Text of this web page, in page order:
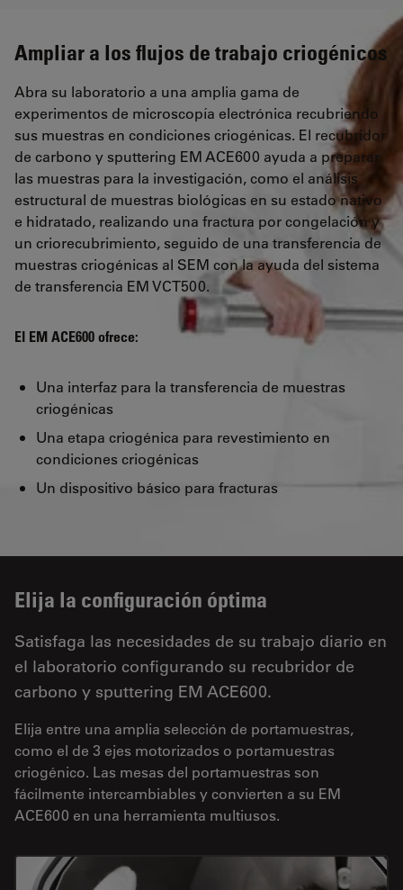
Ampliar a los flujos de trabajo criogénicos
Abra su laboratorio a una amplia gama de
experimentos de microscopía electrónica recubriendo
sus muestras en condiciones criogénicas. El recubridor
de carbono y sputtering EM ACE600 ayuda a preparar
las muestras para la investigación, como el análisis
estructural de muestras biológicas en su estado nativo
e hidratado, realizando una fractura por congelación y
un criorecubrimiento, seguido de una transferencia de
muestras criogénicas al SEM con la ayuda del sistema
de transferencia EM VCT500.
El EM ACE600 ofrece:
Una interfaz para la transferencia de muestras
criogénicas
Una etapa criogénica para revestimiento en
condiciones criogénicas
Un dispositivo básico para fracturas
Elija la configuración óptima
Satisfaga las necesidades de su trabajo diario en
el laboratorio configurando su recubridor de
carbono y sputtering EM ACE600.
Elija entre una amplia selección de portamuestras,
como el de 3 ejes motorizados o portamuestras
criogénico. Las mesas del portamuestras son
fácilmente intercambiables y convierten a su EM
ACE600 en una herramienta multiusos.